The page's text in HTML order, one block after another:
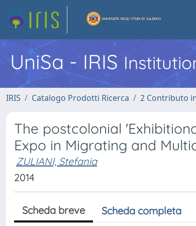
UniSa - IRIS
IRIS Catalogo Prodotti Ricerca 2 Contributo
The postcolonial
Expo in Migrating and
ZULIANI, Stefania
2014
Scheda breve Scheda completa